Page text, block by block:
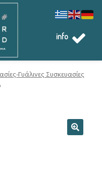
Γυάλινες Συσκευασίες
info